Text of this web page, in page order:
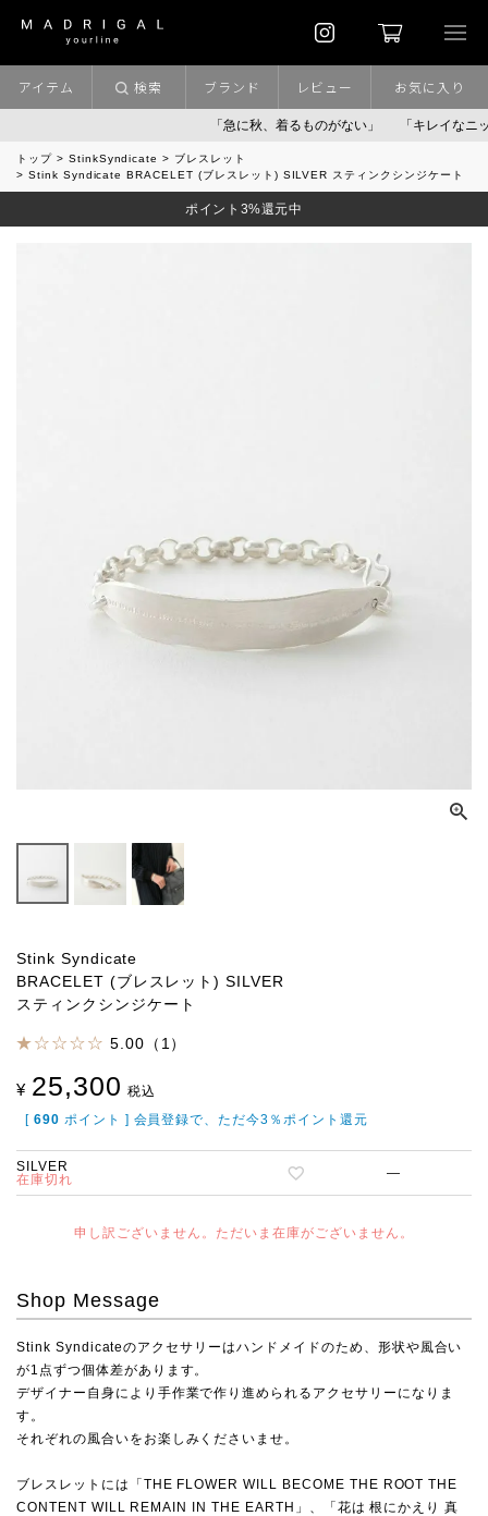
「急に秋、着るものがない」 「キレイなニット」
アイテム 検索 ブランド レビュー お気に入り
トップ StinkSyndicate
ブレスレット
Stink Syndicate BRACELET (ブレスレット) SILVER スティンクシンジケート
ポイント3%還元中
Stink Syndicate
BRACELET (ブレスレット) SILVER
スティンクシンジケート
5.00（1）
¥ 25,300 税込
[ 690 ポイント ] 会員登録で、ただ今3％ポイント還元
SILVER
在庫切れ
—
申し訳ございません。ただいま在庫がございません。
Shop Message
Stink Syndicateのアクセサリーはハンドメイドのため、形状や風合い
が1点ずつ個体差があります。
デザイナー自身により手作業で作り進められるアクセサリーになりま
す。
それぞれの風合いをお楽しみくださいませ。
ブレスレットには「THE FLOWER WILL BECOME THE ROOT THE
CONTENT WILL REMAIN IN THE EARTH」、「花は 根にかえり 真